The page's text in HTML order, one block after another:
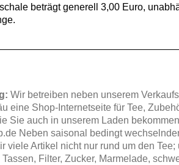
beträgt generell 3,00 Euro,
Wir betreiben neben unserem
eine Shop-Internetseite für Tee,
Sie auch in unserem Laden
Neben saisonal bedingt
viele Artikel nicht nur rund um den Tee;
Filter, Zucker, Marmelade,